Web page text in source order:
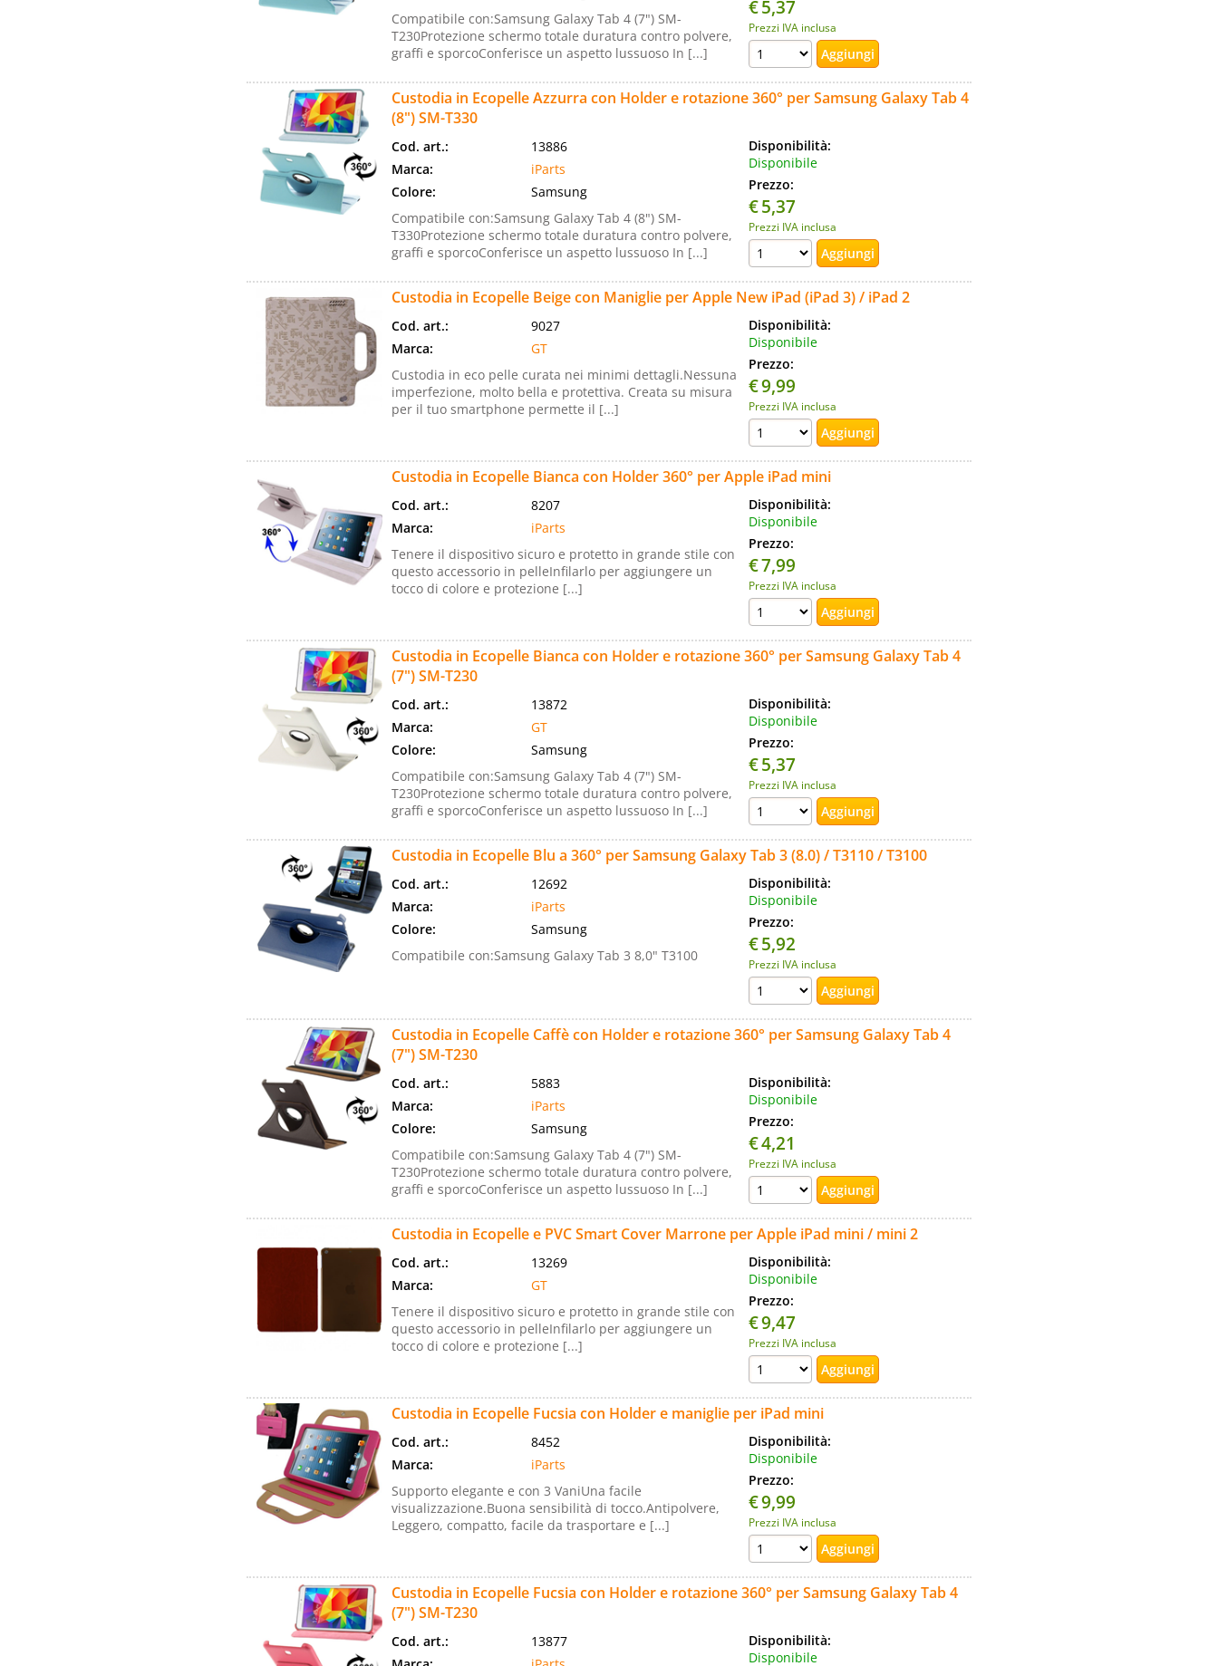
Compatibile con:Samsung Galaxy Tab 4 (7") SM-
T230Protezione schermo totale duratura contro polvere,
graffi e sporcoConferisce un aspetto lussuoso In [...]
€5,37
Prezzi IVA inclusa
Custodia in Ecopelle Azzurra con Holder e rotazione 360° per Samsung Galaxy Tab 4
(8") SM-T330
Cod. art.:
13886
Marca:
iParts
Colore:
Samsung
Compatibile con:Samsung Galaxy Tab 4 (8") SM-
T330Protezione schermo totale duratura contro polvere,
graffi e sporcoConferisce un aspetto lussuoso In [...]
Disponibilità:
Disponibile
Prezzo:
€5,37
Prezzi IVA inclusa
Custodia in Ecopelle Beige con Maniglie per Apple New iPad (iPad 3) / iPad 2
Cod. art.:
9027
Marca:
GT
Custodia in eco pelle curata nei minimi dettagli.Nessuna
imperfezione, molto bella e protettiva. Creata su misura
per il tuo smartphone permette il [...]
Disponibilità:
Disponibile
Prezzo:
€9,99
Prezzi IVA inclusa
Custodia in Ecopelle Bianca con Holder 360° per Apple iPad mini
Cod. art.:
8207
Marca:
iParts
Tenere il dispositivo sicuro e protetto in grande stile con
questo accessorio in pelleInfilarlo per aggiungere un
tocco di colore e protezione [...]
Disponibilità:
Disponibile
Prezzo:
€7,99
Prezzi IVA inclusa
Custodia in Ecopelle Bianca con Holder e rotazione 360° per Samsung Galaxy Tab 4
(7") SM-T230
Cod. art.:
13872
Marca:
GT
Colore:
Samsung
Compatibile con:Samsung Galaxy Tab 4 (7") SM-
T230Protezione schermo totale duratura contro polvere,
graffi e sporcoConferisce un aspetto lussuoso In [...]
Disponibilità:
Disponibile
Prezzo:
€5,37
Prezzi IVA inclusa
Custodia in Ecopelle Blu a 360° per Samsung Galaxy Tab 3 (8.0) / T3110 / T3100
Cod. art.:
12692
Marca:
iParts
Colore:
Samsung
Compatibile con:Samsung Galaxy Tab 3 8,0" T3100
Disponibilità:
Disponibile
Prezzo:
€5,92
Prezzi IVA inclusa
Custodia in Ecopelle Caffè con Holder e rotazione 360° per Samsung Galaxy Tab 4
(7") SM-T230
Cod. art.:
5883
Marca:
iParts
Colore:
Samsung
Compatibile con:Samsung Galaxy Tab 4 (7") SM-
T230Protezione schermo totale duratura contro polvere,
graffi e sporcoConferisce un aspetto lussuoso In [...]
Disponibilità:
Disponibile
Prezzo:
€4,21
Prezzi IVA inclusa
Custodia in Ecopelle e PVC Smart Cover Marrone per Apple iPad mini / mini 2
Cod. art.:
13269
Marca:
GT
Tenere il dispositivo sicuro e protetto in grande stile con
questo accessorio in pelleInfilarlo per aggiungere un
tocco di colore e protezione [...]
Disponibilità:
Disponibile
Prezzo:
€9,47
Prezzi IVA inclusa
Custodia in Ecopelle Fucsia con Holder e maniglie per iPad mini
Cod. art.:
8452
Marca:
iParts
Supporto elegante e con 3 VaniUna facile
visualizzazione.Buona sensibilità di tocco.Antipolvere,
Leggero, compatto, facile da trasportare e [...]
Disponibilità:
Disponibile
Prezzo:
€9,99
Prezzi IVA inclusa
Custodia in Ecopelle Fucsia con Holder e rotazione 360° per Samsung Galaxy Tab 4
(7") SM-T230
Cod. art.:
13877
Disponibilità:
Disponibile